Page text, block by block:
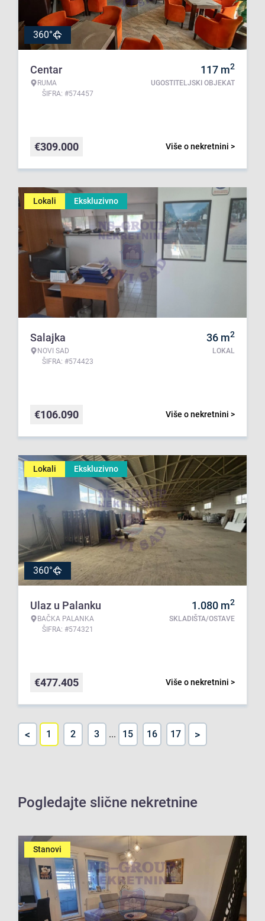
360°
Centar
RUMA
ŠIFRA: #574457
117 m2
UGOSTITELJSKI OBJEKAT
Više o nekretnini >
€309.000
Lokali Ekskluzivno
Salajka
NOVI SAD
ŠIFRA: #574423
36 m2
LOKAL
Više o nekretnini >
€106.090
Lokali Ekskluzivno
360°
Ulaz u Palanku
BAČKA PALANKA
ŠIFRA: #574321
1.080 m2
SKLADIŠTA/OSTAVE
Više o nekretnini >
€477.405
< 1 2 3 ... 15 16 17 >
Pogledajte slične nekretnine
Stanovi